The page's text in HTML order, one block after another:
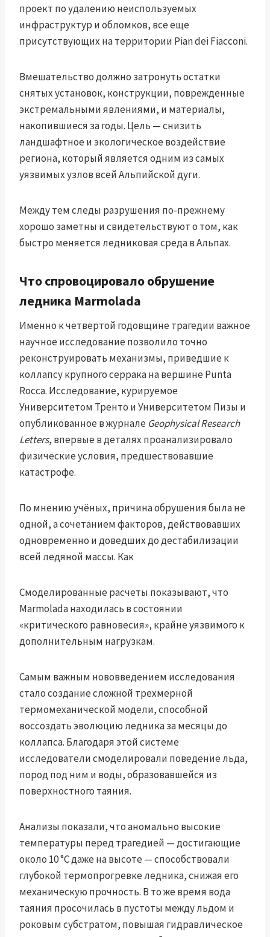
проект по удалению неиспользуемых
инфраструктур и обломков, все еще
присутствующих на территории Pian dei Fiacconi.
Вмешательство должно затронуть остатки
снятых установок, конструкции, поврежденные
экстремальными явлениями, и материалы,
накопившиеся за годы. Цель — снизить
ландшафтное и экологическое воздействие
региона, который является одним из самых
уязвимых узлов всей Альпийской дуги.
Между тем следы разрушения по-прежнему
хорошо заметны и свидетельствуют о том, как
быстро меняется ледниковая среда в Альпах.
Что спровоцировало обрушение
ледника Marmolada
Именно к четвертой годовщине трагедии важное
научное исследование позволило точно
реконструировать механизмы, приведшие к
коллапсу крупного серрака на вершине Punta
Rocca. Исследование, курируемое
Университетом Тренто и Университетом Пизы и
опубликованное в журнале Geophysical Research
Letters, впервые в деталях проанализировало
физические условия, предшествовавшие
катастрофе.
По мнению учёных, причина обрушения была не
одной, а сочетанием факторов, действовавших
одновременно и доведших до дестабилизации
всей ледяной массы. Как
Смоделированные расчеты показывают, что
Marmolada находилась в состоянии
«критического равновесия», крайне уязвимого к
дополнительным нагрузкам.
Самым важным нововведением исследования
стало создание сложной трехмерной
термомеханической модели, способной
воссоздать эволюцию ледника за месяцы до
коллапса. Благодаря этой системе
исследователи смоделировали поведение льда,
пород под ним и воды, образовавшейся из
поверхностного таяния.
Анализы показали, что аномально высокие
температуры перед трагедией — достигающие
около 10 °C даже на высоте — способствовали
глубокой термопрогревке ледника, снижая его
механическую прочность. В то же время вода
таяния просочилась в пустоты между льдом и
роковым субстратом, повышая гидравлическое